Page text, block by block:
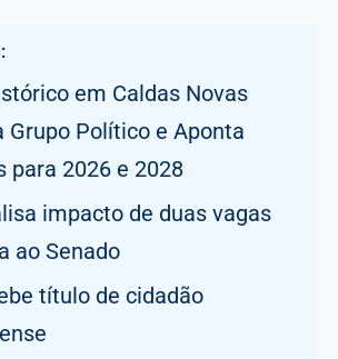
em Caldas Novas
Grupo Político e Aponta
para 2026 e 2028
impacto de duas vagas
ao Senado
título de cidadão